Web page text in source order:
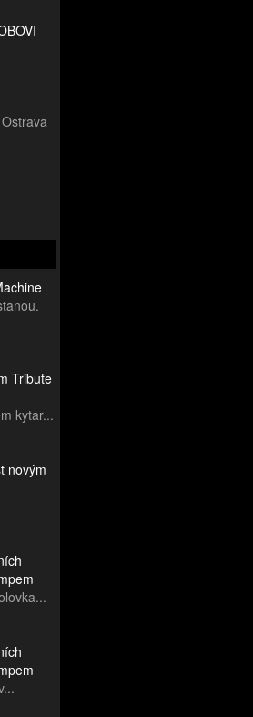
Tribute
kytar...
novým